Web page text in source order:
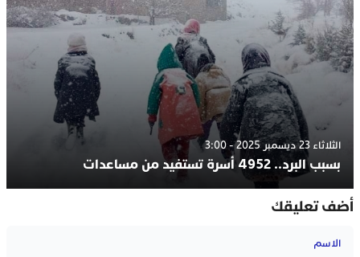
الثلاثاء 23 ديسمبر 2025 - 3:00
بسبب البرد.. 4952 أسرة تستفيد من مساعدات
أضف تعليقك